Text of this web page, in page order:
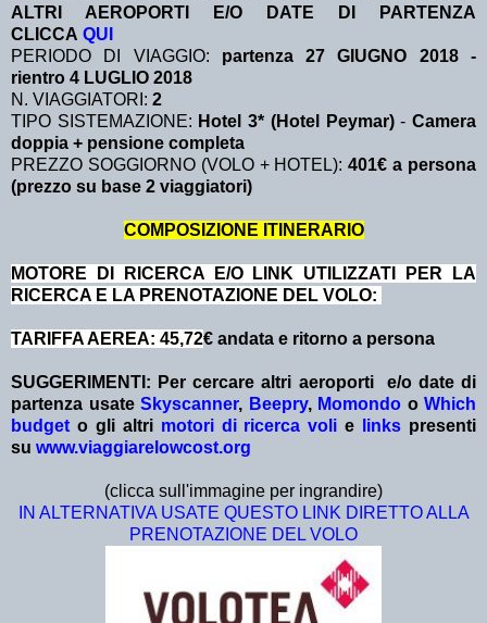
ALTRI AEROPORTI E/O DATE DI PARTENZA
CLICCA QUI
PERIODO DI VIAGGIO: partenza 27 GIUGNO 2018 -
rientro 4 LUGLIO 2018
N. VIAGGIATORI: 2
TIPO SISTEMAZIONE: Hotel 3* (Hotel Peymar)-Camera
doppia + pensione completa
PREZZO SOGGIORNO (VOLO + HOTEL):401€ a persona
(prezzo su base 2 viaggiatori)
COMPOSIZIONE ITINERARIO
MOTORE DI RICERCA E/O LINK UTILIZZATI PER LA
RICERCA E LA PRENOTAZIONE DEL VOLO:
TARIFFA AEREA: 45,72€ andata e ritorno a persona
SUGGERIMENTI: Per cercare altri aeroporti e/o date di
partenza usate Skyscanner, Beepry, Momondo o Which
budget o gli altri motori di ricerca voli e links presenti
su www.viaggiarelowcost.org
(clicca sull'immagine per ingrandire)
IN ALTERNATIVA USATE QUESTO LINK DIRETTO ALLA
PRENOTAZIONE DEL VOLO